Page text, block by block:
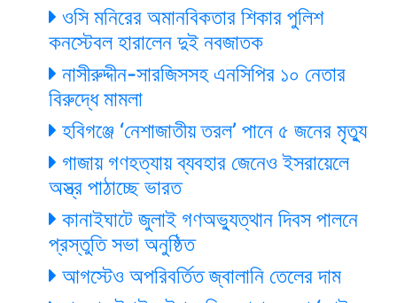
ওসি মনিরের অমানবিকতার শিকার পুলিশ
কনস্টেবল হারালেন দুই নবজাতক
নাসীরুদ্দীন-সারজিসসহ এনসিপির ১০ নেতার
বিরুদ্ধে মামলা
হবিগঞ্জে ‘নেশাজাতীয় তরল’ পানে ৫ জনের মৃত্যু
গাজায় গণহত্যায় ব্যবহার জেনেও ইসরায়েলে
অস্ত্র পাঠাচ্ছে ভারত
কানাইঘাটে জুলাই গণঅভ্যুত্থান দিবস পালনে
প্রস্তুতি সভা অনুষ্ঠিত
আগস্টেও অপরিবর্তিত জ্বালানি তেলের দাম